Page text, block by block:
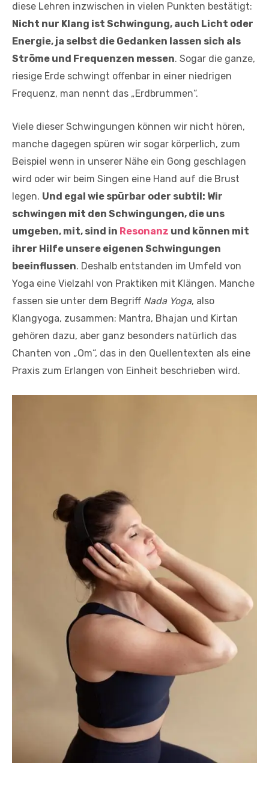
diese Lehren inzwischen in vielen Punkten bestätigt:
Nicht nur Klang ist Schwingung, auch Licht oder
Energie, ja selbst die Gedanken lassen sich als
Ströme und Frequenzen messen. Sogar die ganze,
riesige Erde schwingt offenbar in einer niedrigen
Frequenz, man nennt das „Erdbrummen“.
Viele dieser Schwingungen können wir nicht hören,
manche dagegen spüren wir sogar körperlich, zum
Beispiel wenn in unserer Nähe ein Gong geschlagen
wird oder wir beim Singen eine Hand auf die Brust
legen. Und egal wie spürbar oder subtil: Wir
schwingen mit den Schwingungen, die uns
umgeben, mit, sind in Resonanz und können mit
ihrer Hilfe unsere eigenen Schwingungen
beeinflussen. Deshalb entstanden im Umfeld von
Yoga eine Vielzahl von Praktiken mit Klängen. Manche
fassen sie unter dem Begriff Nada Yoga, also
Klangyoga, zusammen: Mantra, Bhajan und Kirtan
gehören dazu, aber ganz besonders natürlich das
Chanten von „Om“, das in den Quellentexten als eine
Praxis zum Erlangen von Einheit beschrieben wird.